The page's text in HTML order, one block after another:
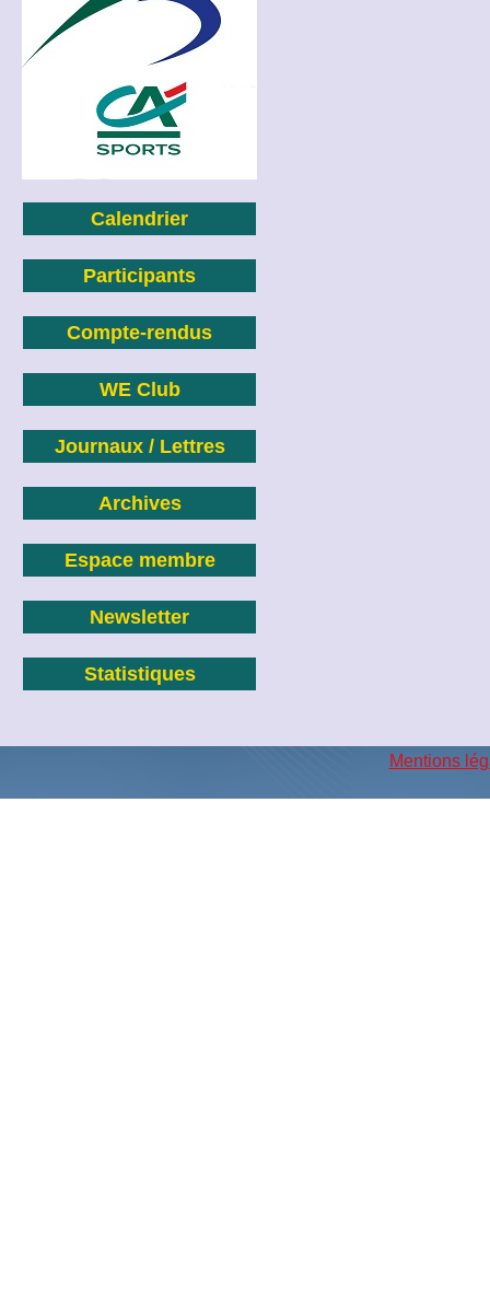
Calendrier
Participants
Compte-rendus
WE Club
Journaux / Lettres
Archives
Espace membre
Newsletter
Statistiques
Mentions